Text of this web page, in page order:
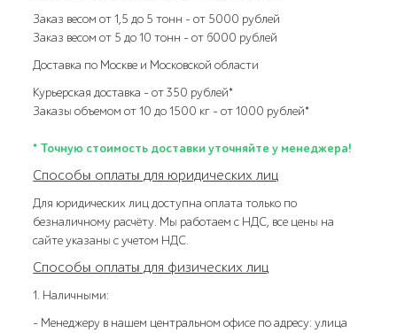
Заказ весом от 1,5 до 5 тонн – от 5000 рублей
Заказ весом от 5 до 10 тонн – от 6000 рублей
Доставка по Москве и Московской области
Курьерская доставка – от 350 рублей*
Заказы объемом от 10 до 1500 кг – от 1000 рублей*
* Точную стоимость доставки уточняйте у менеджера!
Способы оплаты для юридических лиц
Для юридических лиц доступна оплата только по
безналичному расчёту. Мы работаем с НДС, все цены на
сайте указаны с учетом НДС.
Способы оплаты для физических лиц
1. Наличными:
- Менеджеру в нашем центральном офисе по адресу: улица